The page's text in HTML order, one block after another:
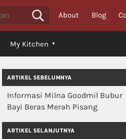
About Blog
My Kitchen
ARTIKEL SEBELUMNYA
Informasi Milna Goodmil Bubur
Bayi Beras Merah Pisang
ARTIKEL SELANJUTNYA